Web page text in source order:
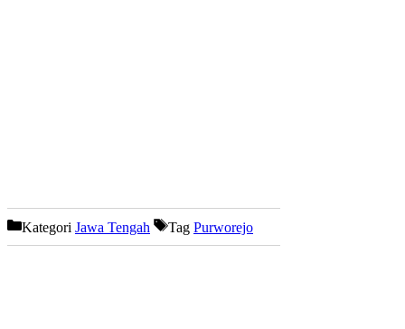
Kategori Jawa Tengah Tag Purworejo